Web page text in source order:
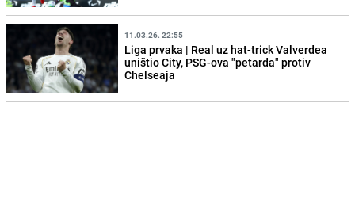
11.03.26. 22:55
Liga prvaka | Real uz hat-trick Valverdea
uništio City, PSG-ova "petarda" protiv
Chelseaja